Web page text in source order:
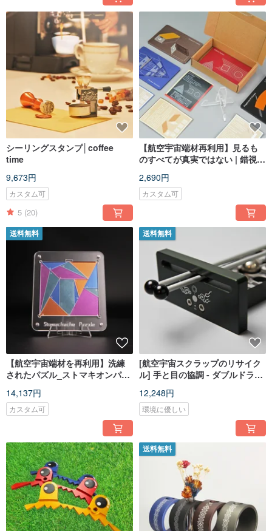
シーリングスタンプ│coffee
time
9,673円
カスタム可
5 (20)
【航空宇宙端材再利用】見るも
のすべてが真実ではない | 錯視 |
2,690円
カスタム可
送料無料
【航空宇宙端材を再利用】洗練
されたパズル_ストマキオンパズ
14,137円
カスタム可
送料無料
[航空宇宙スクラップのリサイク
ル] 手と目の協調 - ダブルドラゴ
ゲーム | スティックボール
12,248円
環境に優しい
送料無料